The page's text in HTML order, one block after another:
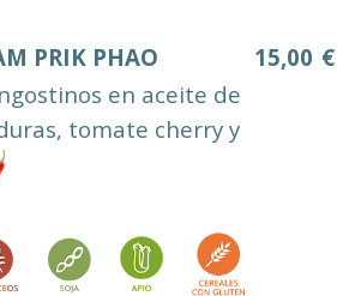
PRIK PHAO 15,00 €
en aceite de
tomate cherry y